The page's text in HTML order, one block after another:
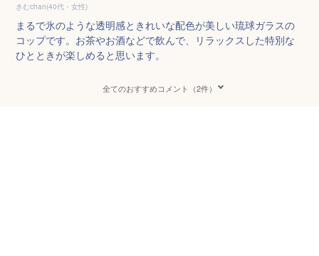
きむchan(40代・女性)
まるで氷のような透明感ときれいな配色が美しい琉球ガラスの
コップです。お茶やお酒などで飲んで、リラックスした特別な
ひとときが楽しめると思います。
全てのおすすめコメント（2件）